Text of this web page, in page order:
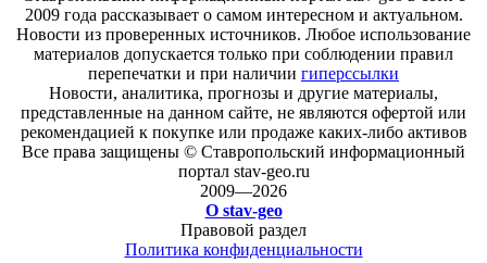
2009 года рассказывает о самом интересном и актуальном.
Новости из проверенных источников. Любое использование
материалов допускается только при соблюдении правил
перепечатки и при наличии гиперссылки
Новости, аналитика, прогнозы и другие материалы,
представленные на данном сайте, не являются офертой или
рекомендацией к покупке или продаже каких-либо активов
Все права защищены © Ставропольский информационный
портал stav-geo.ru
2009—2026
О stav-geo
Правовой раздел
Политика конфиденциальности